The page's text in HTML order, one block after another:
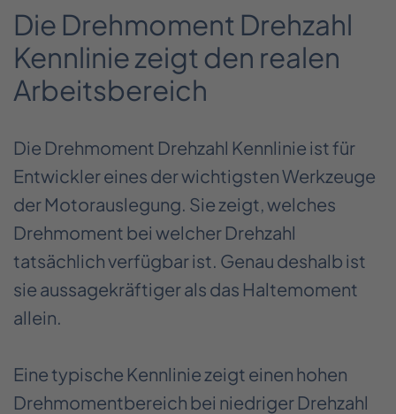
Die Drehmoment Drehzahl
Kennlinie zeigt den realen
Arbeitsbereich
Die Drehmoment Drehzahl Kennlinie ist für
Entwickler eines der wichtigsten Werkzeuge
der Motorauslegung. Sie zeigt, welches
Drehmoment bei welcher Drehzahl
tatsächlich verfügbar ist. Genau deshalb ist
sie aussagekräftiger als das Haltemoment
allein.
Eine typische Kennlinie zeigt einen hohen
Drehmomentbereich bei niedriger Drehzahl